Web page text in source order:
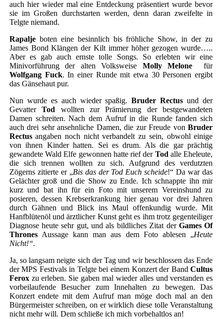
auch hier wieder mal eine Entdeckung präsentiert wurde bevor
sie im Großen durchstarten werden, denn daran zweifelte in
Telgte niemand.
Rapaljeboten eine besinnlich bis fröhliche Show, in der zu
James Bond Klängen der Kilt immer höher gezogen wurde…..
Aber es gab auch ernste tolle Songs. So erlebten wir eine
Minivorführung der alten Volksweise Molly Melone für
Wolfgang Fuck. In einer Runde mit etwa 30 Personen ergibt
das Gänsehaut pur.
Nun wurde es auch wieder spaßig.Bruder Rectus und der
GevatterTod wollten zur Prämierung der bestgewandeten
Damen schreiten. Nach dem Aufruf in die Runde fanden sich
auch drei sehr ansehnliche Damen, die zur Freude vonBruder
Rectusangaben noch nicht verbandelt zu sein, obwohl einige
von ihnen Kinder hatten. Sei es drum. Als die gar prächtig
gewandete Wald Elfe gewonnen hatte rief der Tod alle Eheleute,
die sich trennen wollten zu sich. Aufgrund des verdutzten
Zögerns zitierte er „Bis das der Tod Euch scheide!“ Da war das
Gelächter groß und die Show zu Ende. Ich schnappte ihn mir
kurz und bat ihn für ein Foto mit unserem Vereinshund zu
posieren, dessen Krebserkrankung hier genau vor drei Jahren
durch Gähnen und Blick ins Maul offenkundig wurde. Mit
Hanfblütenöl und ärztlicher Kunst geht es ihm trotz gegenteiliger
Diagnose heute sehr gut, und als bildliches Zitat der Games Of
ThronesAussage kann man aus dem Foto ablesen „Heute
Nicht!“.
Ja, so langsam neigte sich der Tag und wir beschlossen das Ende
der MPS Festivals in Telgte bei einem Konzert der BandCultus
Feroxzu erleben. Sie gaben mal wieder alles und verstanden es
vorbeilaufende Besucher zum Innehalten zu bewegen. Das
Konzert endete mit dem Aufruf man möge doch mal an den
Bürgermeister schreiben, on er wirklich diese tolle Veranstaltung
nicht mehr will. Dem schließe ich mich vorbehaltlos an!